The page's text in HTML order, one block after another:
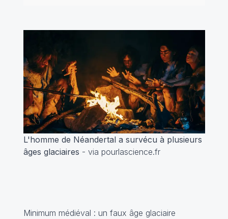
L'homme de Néandertal a survécu à plusieurs
âges glaciaires - via pourlascience.fr
Minimum médiéval : un faux âge glaciaire